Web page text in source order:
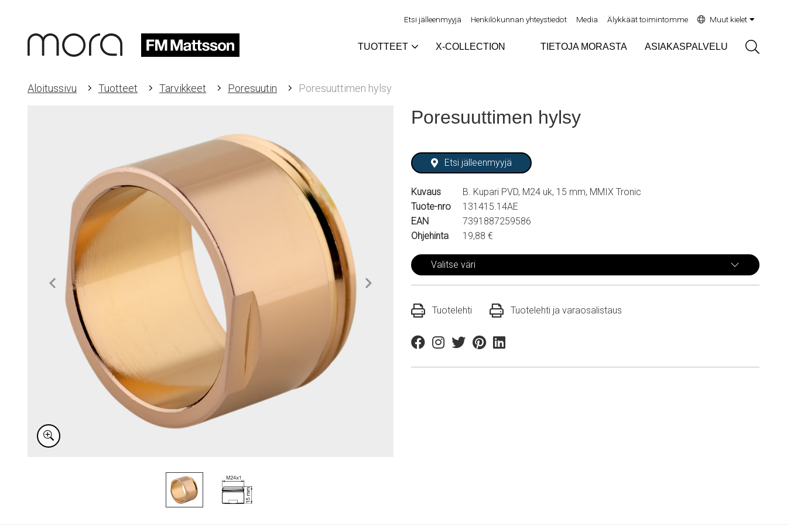
Etsi jälleenmyyjä Henkilökunnan yhteystiedot Media Älykkäät toimintomme Muut kielet
TUOTTEET X-COLLECTION TIETOJA MORASTA ASIAKASPALVELU
Aloitussivu Tuotteet Tarvikkeet Poresuutin Poresuuttimen hylsy
Poresuuttimen hylsy
Etsi jälleenmyyjä
Kuvaus
B. Kupari PVD, M24 uk, 15 mm, MMIX Tronic
Tuote-nro
131415.14AE
EAN
7391887259586
Ohjehinta
19,88 €
Valitse väri
Tuotelehti Tuotelehti ja varaosalistaus
FacebookInstagram
TwitterPinterestLinkedin